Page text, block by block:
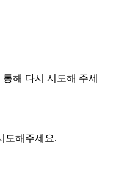
해 다시 시도해 주세
도해주세요.